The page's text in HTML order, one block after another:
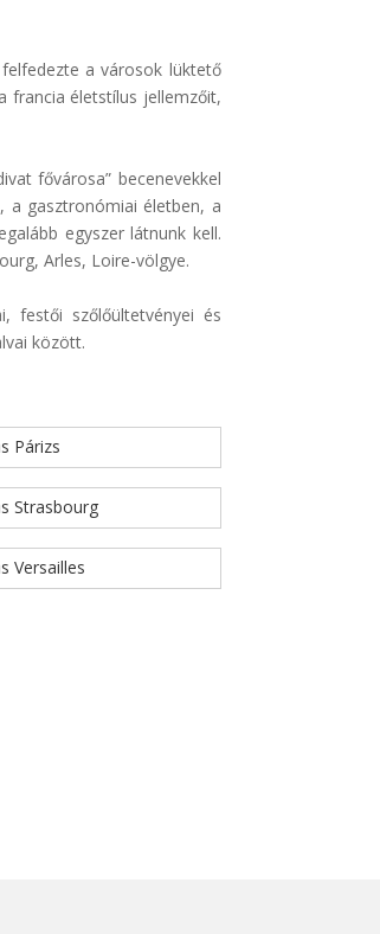
a városok lüktető
francia életstílus jellemzőit,
fővárosa” becenevekkel
a gasztronómiai életben, a
egyszer látnunk kell.
Arles, Loire-völgye.
festői szőlőültetvényei és
között.
Párizs
Strasbourg
Versailles